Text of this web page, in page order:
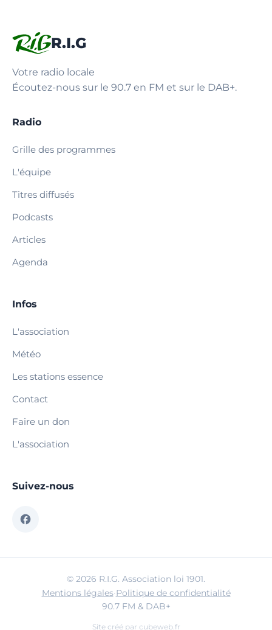
R.I.G
Votre radio locale
Écoutez-nous sur le 90.7 en FM et sur le DAB+.
Radio
Grille des programmes
L'équipe
Titres diffusés
Podcasts
Articles
Agenda
Infos
L'association
Météo
Les stations essence
Contact
Faire un don
L'association
Suivez-nous
© 2026 R.I.G. Association loi 1901.
Mentions légales·Politique de confidentialité
90.7 FM & DAB+
Site créé par cubeweb.fr